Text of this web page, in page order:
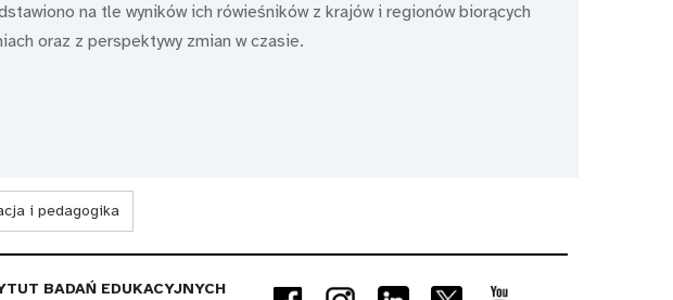
na tle wyników ich rówieśników z krajów i regionów biorących
oraz z perspektywy zmian w czasie.
i pedagogika
BADAŃ EDUKACYJNYCH